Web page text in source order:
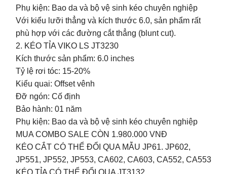
Phụ kiện: Bao da và bộ vệ sinh kéo chuyên nghiệp
Với kiểu lưỡi thẳng và kích thước 6.0, sản phẩm rất
phù hợp với các đường cắt thẳng (blunt cut).
2. KÉO TỈA VIKO LS JT3230
Kích thước sản phẩm: 6.0 inches
Tỷ lệ rơi tóc: 15-20%
Kiểu quai: Offset vênh
Đỡ ngón: Cố định
Bảo hành: 01 năm
Phụ kiện: Bao da và bộ vệ sinh kéo chuyên nghiệp
MUA COMBO SALE CÒN 1.980.000 VNĐ
KÉO CẮT CÓ THỂ ĐỔI QUA MẪU JP61. JP602,
JP551, JP552, JP553, CA602, CA603, CA552, CA553
KÉO TỈA CÓ THỂ ĐỔI QUA JT3132